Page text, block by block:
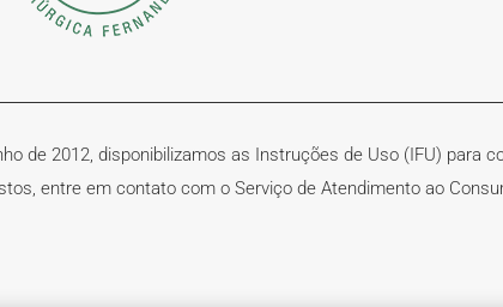
de 2012, disponibilizamos as Instruções de Uso (IFU) para
entre em contato com o Serviço de Atendimento ao